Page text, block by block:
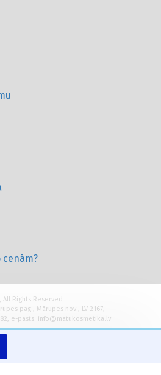
All Rights Reserved
pag., Mārupes nov., LV-2167,
e-pasts: info@matukosmetika.lv